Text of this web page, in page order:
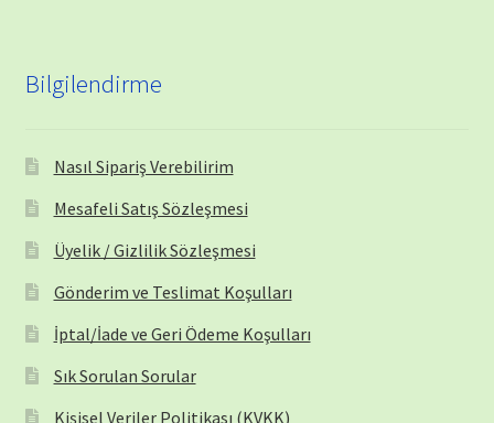
Bilgilendirme
Nasıl Sipariş Verebilirim
Mesafeli Satış Sözleşmesi
Üyelik / Gizlilik Sözleşmesi
Gönderim ve Teslimat Koşulları
İptal/İade ve Geri Ödeme Koşulları
Sık Sorulan Sorular
Kişisel Veriler Politikası (KVKK)